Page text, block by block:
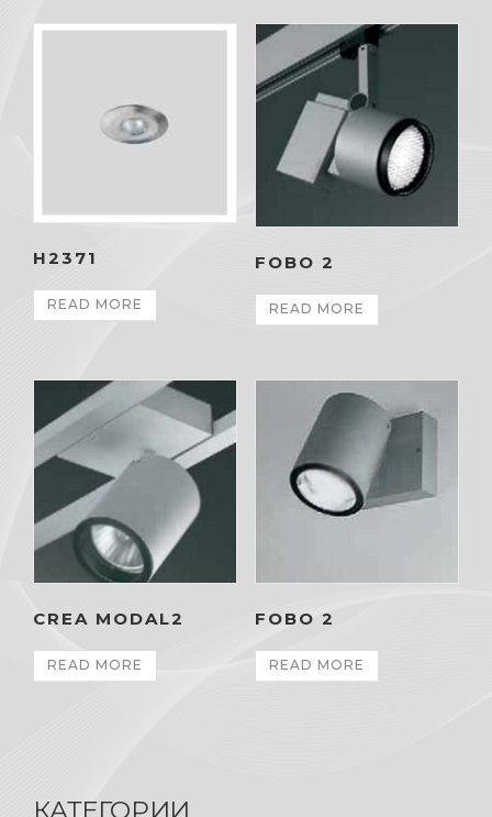
H2371
READ MORE
FOBO 2
READ MORE
CREA MODAL2
READ MORE
FOBO 2
READ MORE
КАТЕГОРИИ